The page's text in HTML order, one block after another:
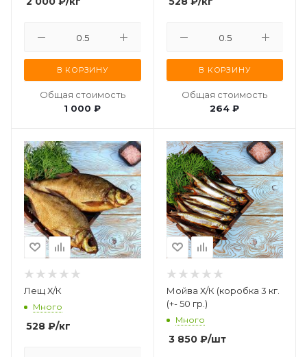
В КОРЗИНУ
Общая стоимость
1 000 ₽
В КОРЗИНУ
Общая стоимость
264 ₽
Лещ Х/К
Много
528 ₽/кг
Мойва Х/К (коробка 3 кг.
(+- 50 гр.)
Много
3 850₽/шт